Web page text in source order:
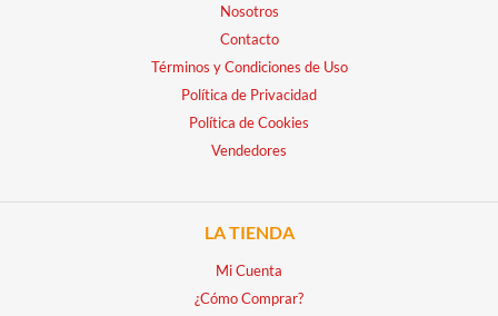
Nosotros
Contacto
Términos y Condiciones de Uso
Política de Privacidad
Política de Cookies
Vendedores
LA TIENDA
Mi Cuenta
¿Cómo Comprar?